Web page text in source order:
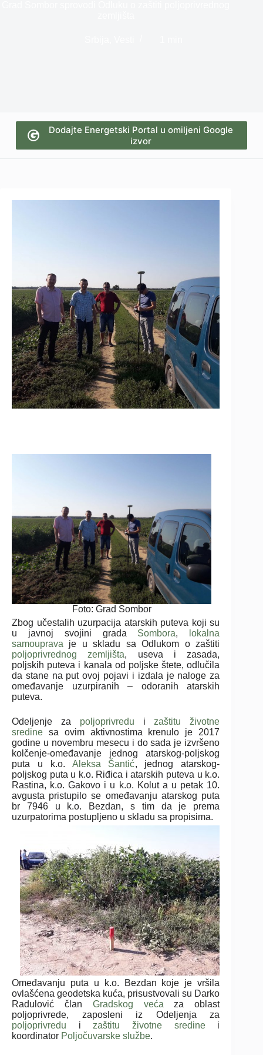
Dodajte Energetski Portal u omiljeni Google
izvor
Foto: Grad Sombor
Zbog učestalih uzurpacija atarskih puteva koji su
u javnoj svojini grada Sombora,
lokalna
samouprava je u skladu sa Odlukom o zaštiti
poljoprivrednog zemljišta, useva i zasada,
poljskih puteva i kanala od poljske štete, odlučila
da stane na put ovoj pojavi i izdala je naloge za
omeđavanje uzurpiranih – odoranih atarskih
puteva.
Odeljenje za poljoprivredu i zaštitu životne
sredine sa ovim aktivnostima krenulo je 2017
godine u novembru mesecu i do sada je izvršeno
kolčenje-omeđavanje jednog atarskog-poljskog
puta u k.o. Aleksa Šantić, jednog atarskog-
poljskog puta u k.o. Riđica i atarskih puteva u k.o.
Rastina, k.o. Gakovo i u k.o. Kolut a u petak 10.
avgusta pristupilo se omeđavanju atarskog puta
br 7946 u k.o. Bezdan, s tim da je prema
uzurpatorima postupljeno u skladu sa propisima.
Omeđavanju puta u k.o. Bezdan koje je vršila
ovlašćena geodetska kuća, prisustvovali su Darko
Radulović član Gradskog veća za oblast
poljoprivrede, zaposleni iz Odeljenja za
poljoprivredu i zaštitu životne sredinei
koordinator Poljočuvarske službe.